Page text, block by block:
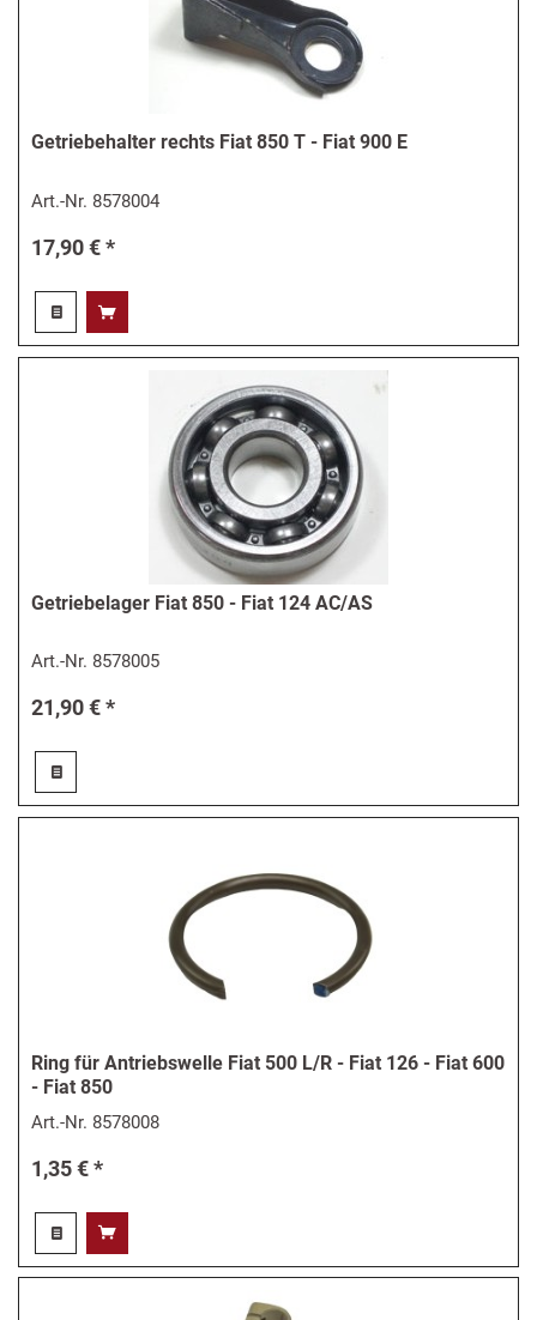
Getriebehalter rechts Fiat 850 T - Fiat 900 E
Art.-Nr. 8578004
17,90 € *
Getriebelager Fiat 850 - Fiat 124 AC/AS
Art.-Nr. 8578005
21,90 € *
Ring für Antriebswelle Fiat 500 L/R - Fiat 126 - Fiat 600
- Fiat 850
Art.-Nr. 8578008
1,35 € *